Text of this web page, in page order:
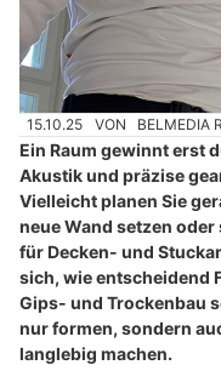
15.10.25 VON BELMEDIA
Ein Raum gewinnt erst
Akustik und präzise
Vielleicht planen Sie
neue Wand setzen
für Decken- und
sich, wie entscheidend
Gips- und Trockenbau
nur formen, sondern
langlebig machen.